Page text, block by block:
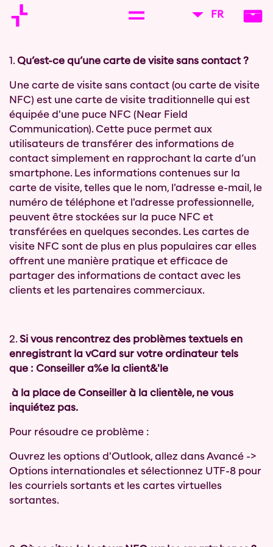
FR
1.Qu’est-ce qu’une carte de visite sans contact ?
Une carte de visite sans contact (ou carte de visite
NFC) est une carte de visite traditionnelle qui est
équipée d'une puce NFC (Near Field
Communication). Cette puce permet aux
utilisateurs de transférer des informations de
contact simplement en rapprochant la carte d’un
smartphone. Les informations contenues sur la
carte de visite, telles que le nom, l'adresse e-mail, le
numéro de téléphone et l'adresse professionnelle,
peuvent être stockées sur la puce NFC et
transférées en quelques secondes. Les cartes de
visite NFC sont de plus en plus populaires car elles
offrent une manière pratique et efficace de
partager des informations de contact avec les
clients et les partenaires commerciaux.
2.Si vous rencontrez des problèmes textuels en
enregistrant la vCard sur votre ordinateur tels
que : Conseiller a%e la client&'le
à la place de Conseiller à la clientèle, ne vous
inquiétez pas.
Pour résoudre ce problème :
Ouvrez les options d'Outlook, allez dans Avancé ->
Options internationales et sélectionnez UTF-8 pour
les courriels sortants et les cartes virtuelles
sortantes.